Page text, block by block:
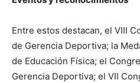
Entre estos destacan, el VIII
de Gerencia Deportiva; la
de Educación Física; el
Gerencia Deportiva; el VII